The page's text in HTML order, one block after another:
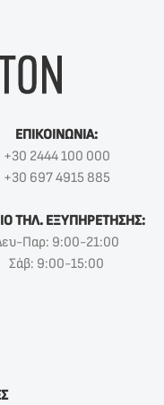
ΕΠΙΚΟΙΝΩΝΙΑ:
+30 2444 100 000
+30 697 4915 885
ΤΗΛ. ΕΞΥΠΗΡΕΤΗΣΗΣ:
Παρ: 9:00-21:00
Σάβ: 9:00-15:00